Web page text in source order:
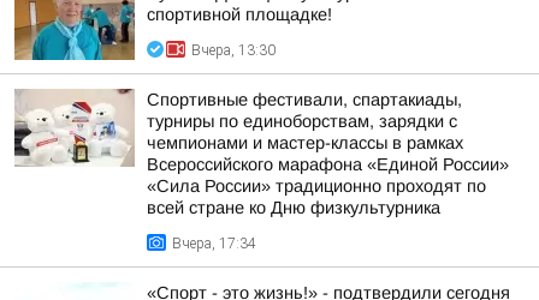
спортивной площадке!
Вчера, 13:30
Спортивные фестивали, спартакиады,
турниры по единоборствам, зарядки с
чемпионами и мастер-классы в рамках
Всероссийского марафона «Единой России»
«Сила России» традиционно проходят по
всей стране ко Дню физкультурника
Вчера, 17:34
«Спорт - это жизнь!» - подтвердили сегодня